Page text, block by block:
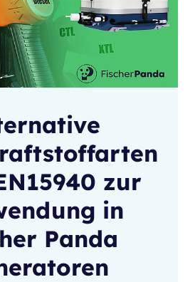
zur
in
Panda